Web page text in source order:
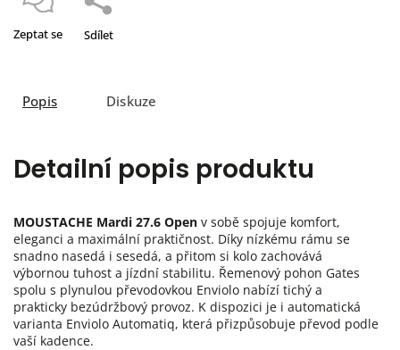
Zeptat se Sdílet
Popis Diskuze
Detailní popis produktu
MOUSTACHE Mardi 27.6 Open v sobě spojuje komfort,
eleganci a maximální praktičnost. Díky nízkému rámu se
snadno nasedá i sesedá, a přitom si kolo zachovává
výbornou tuhost a jízdní stabilitu. Řemenový pohon Gates
spolu s plynulou převodovkou Enviolo nabízí tichý a
prakticky bezúdržbový provoz. K dispozici je i automatická
varianta Enviolo Automatiq, která přizpůsobuje převod podle
vaší kadence.